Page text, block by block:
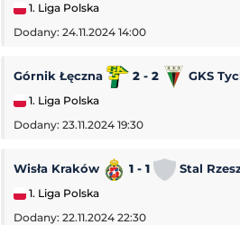
1. Liga Polska
Dodany: 24.11.2024 14:00
Górnik Łęczna 2 - 2 GKS
1. Liga Polska
Dodany: 23.11.2024 19:30
Wisła Kraków 1 - 1 Stal
1. Liga Polska
Dodany: 22.11.2024 22:30